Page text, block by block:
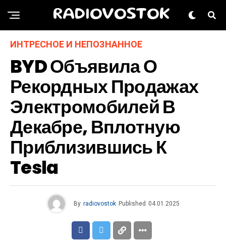
RADIOVOSTOK
ИНТРЕСНОЕ И НЕПОЗНАННОЕ
BYD Объявила О
Рекордных Продажах
Электромобилей В
Декабре, Вплотную
Приблизившись К
Tesla
By radiovostok Published 04.01.2025